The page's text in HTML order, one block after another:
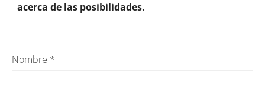
acerca de las posibilidades.
Nombre *